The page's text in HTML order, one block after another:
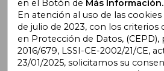
Buscalibre España. Calle Energía, 65,
Cornellà de Llobregat, Barcelona.
en el Botón de Más Información.
En atención al uso de las
de julio de 2023, con los
en Protección de Datos, (CEPD),
2016/679, LSSI-CE-2002/21/CE,
23/01/2025, solicitamos su